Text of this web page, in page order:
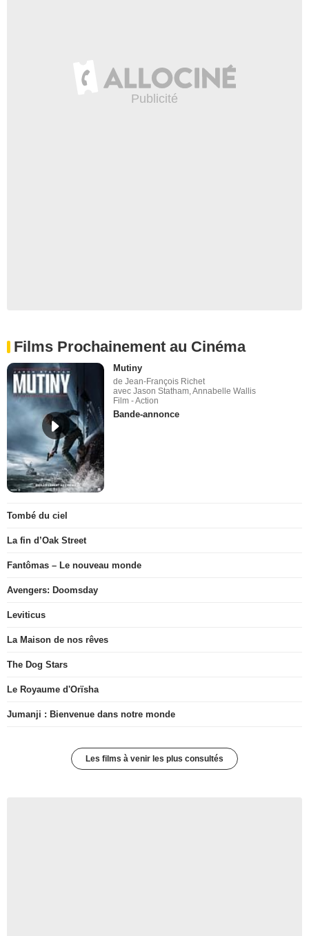
Films Prochainement au Cinéma
Mutiny
de Jean-François Richet
avec Jason Statham, Annabelle Wallis
Film - Action
Bande-annonce
Tombé du ciel
La fin d’Oak Street
Fantômas – Le nouveau monde
Avengers: Doomsday
Leviticus
La Maison de nos rêves
The Dog Stars
Le Royaume d'Orïsha
Jumanji : Bienvenue dans notre monde
Les films à venir les plus consultés